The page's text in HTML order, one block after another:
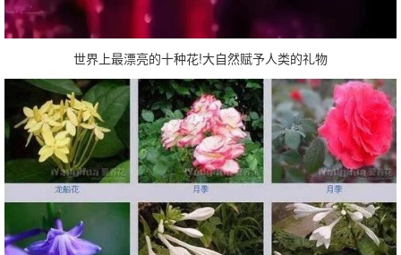
世界上最漂亮的十种花!大自然赋予人类的礼物